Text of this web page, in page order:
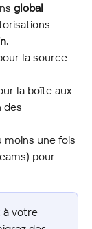
global
.
la source
la boîte aux
des
moins une fois
pour
à votre